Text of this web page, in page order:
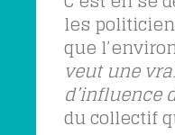
les
que
veut une
d’influence
du collectif